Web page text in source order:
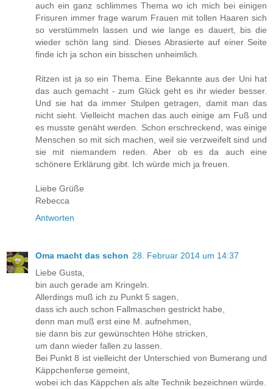
auch ein ganz schlimmes Thema wo ich mich bei einigen
Frisuren immer frage warum Frauen mit tollen Haaren sich
so verstümmeln lassen und wie lange es dauert, bis die
wieder schön lang sind. Dieses Abrasierte auf einer Seite
finde ich ja schon ein bisschen unheimlich.
Ritzen ist ja so ein Thema. Eine Bekannte aus der Uni hat
das auch gemacht - zum Glück geht es ihr wieder besser.
Und sie hat da immer Stulpen getragen, damit man das
nicht sieht. Vielleicht machen das auch einige am Fuß und
es musste genäht werden. Schon erschreckend, was einige
Menschen so mit sich machen, weil sie verzweifelt sind und
sie mit niemandem reden. Aber ob es da auch eine
schönere Erklärung gibt. Ich würde mich ja freuen.
Liebe Grüße
Rebecca
Antworten
Oma macht das schon 28. Februar 2014 um 14:37
Liebe Gusta,
bin auch gerade am Kringeln.
Allerdings muß ich zu Punkt 5 sagen,
dass ich auch schon Fallmaschen gestrickt habe,
denn man muß erst eine M. aufnehmen,
sie dann bis zur gewünschten Höhe stricken,
um dann wieder fallen zu lassen.
Bei Punkt 8 ist vielleicht der Unterschied von Bumerang und
Käppchenferse gemeint,
wobei ich das Käppchen als alte Technik bezeichnen würde.